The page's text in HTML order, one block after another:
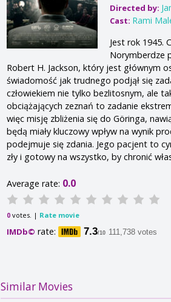
Directed by:
Cast: Rami
Jest rok 1945.
Norymberdze
Robert H. Jackson, który jest głównym
świadomość jak trudnego podjął się
człowiekiem nie tylko bezlitosnym, ale
obciążających zeznań to zadanie
więc misję zbliżenia się do Göringa,
będą miały kluczowy wpływ na wynik
podejmuje się zdania. Jego pacjent to
zły i gotowy na wszystko, by chronić
Average rate: 0.0
0votes. | Rate movie
IMDb© rate: 7.3/10 111,738 votes
Similar Movies